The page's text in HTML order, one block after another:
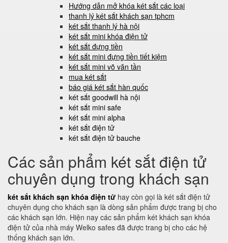
Hướng dẫn mở khóa két sắt các loại
thanh lý két sắt khách sạn tphcm
két sắt thanh lý hà nội
két sắt mini khóa điện tử
két sắt đựng tiền
két sắt mini đựng tiền tiết kiệm
két sắt mini võ văn tần
mua két sắt
báo giá két sắt hàn quốc
két sắt goodwill hà nội
két sắt mini safe
két sắt mini alpha
két sắt điện tử
két sắt điện tử bauche
Các sản phẩm két sắt điện tử
chuyên dụng trong khách sạn
két sắt khách sạn khóa điện tử hay còn gọi là két sắt điện tử
chuyên dụng cho khách sạn là dòng sản phẩm được trang bị cho
các khách sạn lớn. Hiện nay các sản phẩm két khách sạn khóa
điện tử của nhà máy Welko safes đã được trang bị cho các hệ
thống khách sạn lớn.